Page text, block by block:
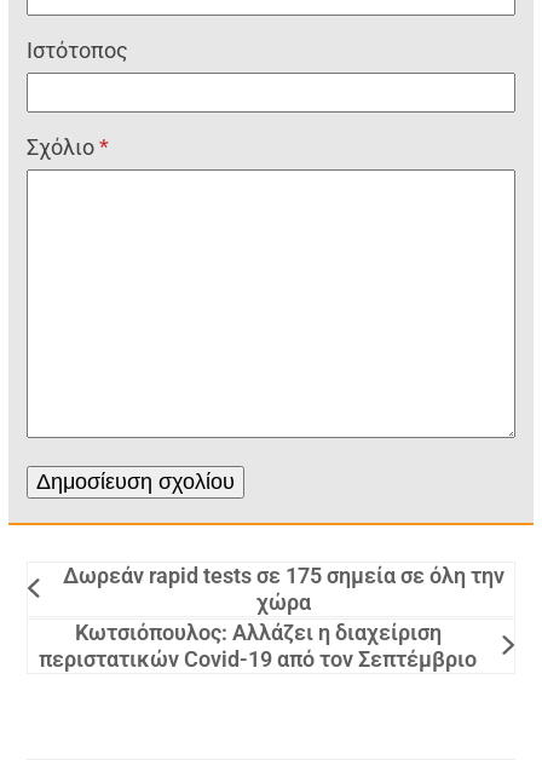
Ιστότοπος
Σχόλιο*
Δωρεάν rapid tests σε 175 σημεία σε όλη την
χώρα
Κωτσιόπουλος: Αλλάζει η διαχείριση
περιστατικών Covid-19 από τον Σεπτέμβριο